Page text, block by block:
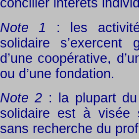
concilier intérêts
Note 1 : les
solidaire s’exercent
d’une coopérative,
ou d’une fondation.
Note 2 : la plupart
solidaire est à visée
sans recherche du